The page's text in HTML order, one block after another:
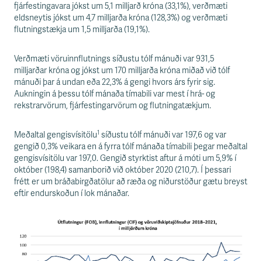
fjárfestingavara jókst um 5,1 milljarð króna (33,1%), verðmæti
eldsneytis jókst um 4,7 milljarða króna (128,3%) og verðmæti
flutningstækja um 1,5 milljarða (19,1%).
Verðmæti vöruinnflutnings síðustu tólf mánuði var 931,5
milljarðar króna og jókst um 170 milljarða króna miðað við tólf
mánuði þar á undan eða 22,3% á gengi hvors árs fyrir sig.
Aukningin á þessu tólf mánaða tímabili var mest í hrá- og
rekstrarvörum, fjárfestingarvörum og flutningatækjum.
Meðaltal gengisvísitölu1 síðustu tólf mánuði var 197,6 og var
gengið 0,3% veikara en á fyrra tólf mánaða tímabili þegar meðaltal
gengisvísitölu var 197,0. Gengið styrktist aftur á móti um 5,9% í
október (198,4) samanborið við október 2020 (210,7). Í þessari
frétt er um bráðabirgðatölur að ræða og niðurstöður gætu breyst
eftir endurskoðun í lok mánaðar.